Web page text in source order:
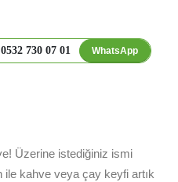
0532 730 07 01 WhatsApp
Üzerine istediğiniz ismi
ile kahve veya çay keyfi artık